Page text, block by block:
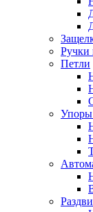
Ручки
Петли
Упоры